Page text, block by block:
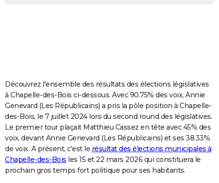
Carte de Noël
Carte Bonne année
Carte Saint-Valentin
Carte Pâques
Carte d'anniversaire
DICTIONNAIRE
Dictionnaire
Biographies
Citations
Expressions
Proverbes
PROGRAMME TV
COPAINS D'AVANT
S'inscrire
Se connecter
Lycées
Collèges
Primaires
Universités
Entreprises
Service militaire
Avis de recherche
AVIS DE DÉCÈS
FORUM
Découvrez l'ensemble des résultats des élections législatives
à Chapelle-des-Bois ci-dessous. Avec 90.75% des voix, Annie
Genevard (Les Républicains) a pris la pôle position à Chapelle-
des-Bois, le 7 juillet 2024 lors du second round des législatives.
Le premier tour plaçait Matthieu Cassez en tête avec 45% des
voix, devant Annie Genevard (Les Républicains) et ses 38.33%
de voix. A présent, c'est le résultat des élections municipales à
Chapelle-des-Bois les 15 et 22 mars 2026 qui constituera le
prochain gros temps fort politique pour ses habitants.